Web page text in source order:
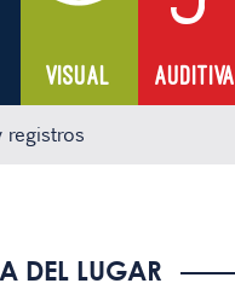
VISUAL AUDITIVA
registros
DEL LUGAR